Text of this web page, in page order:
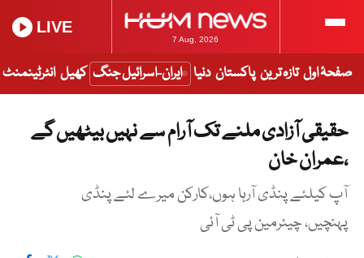
7 Aug, 2026
LIVE
صفحۂ اول تازہ ترین پاکستان دنیا ایران-اسرائیل جنگ کھیل انٹرٹینمنٹ
حقیقی آزادی ملنے تک آرام سے نہیں بیٹھیں گے
،عمران خان
آپ کیلئے پنڈی آرہا ہوں،کارکن میرے لئے پنڈی
پہنچیں، چیئرمین پی ٹی آئی